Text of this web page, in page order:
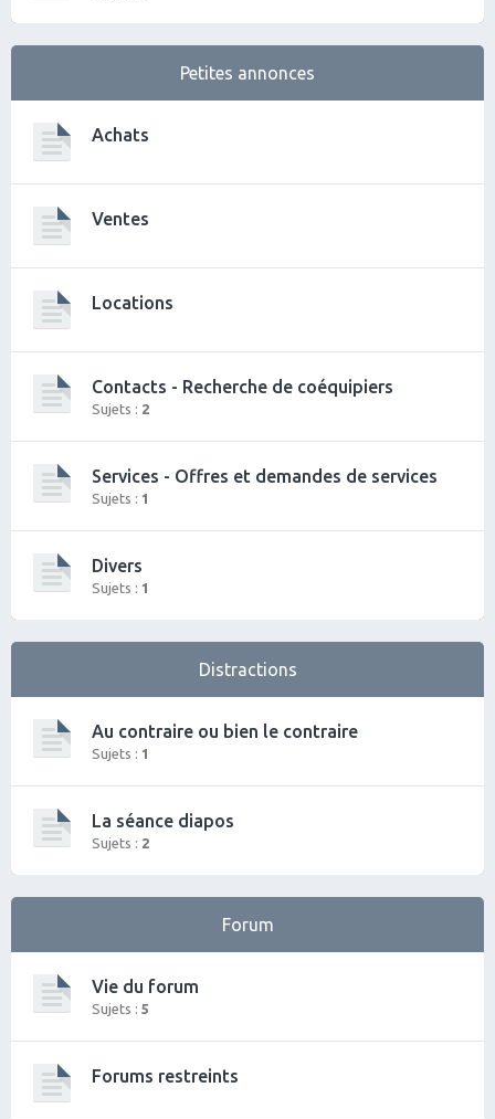
Petites annonces
Achats
Ventes
Locations
Contacts - Recherche de coéquipiers
Sujets : 2
Services - Offres et demandes de services
Sujets : 1
Divers
Sujets : 1
Distractions
Au contraire ou bien le contraire
Sujets : 1
La séance diapos
Sujets : 2
Forum
Vie du forum
Sujets : 5
Forums restreints